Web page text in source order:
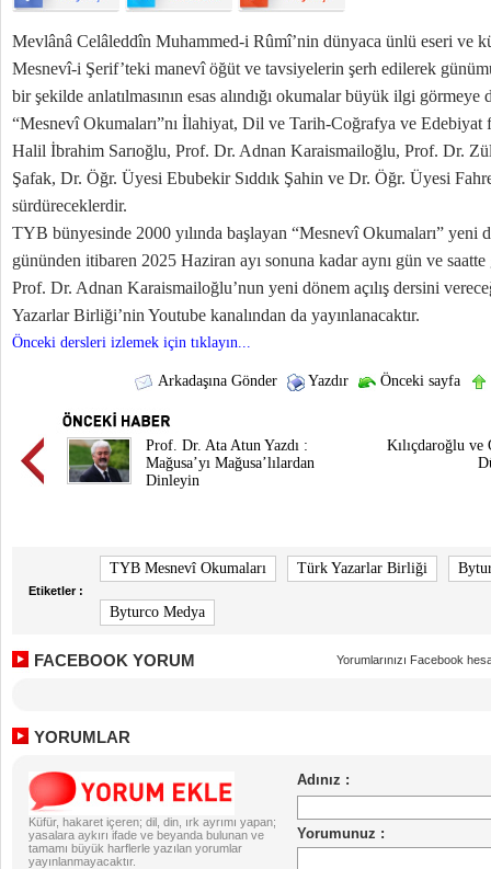
Mevlânâ Celâleddîn Muhammed-i Rûmî’nin dünyaca ünlü eseri ve
Mesnevî-i Şerif’teki manevî öğüt ve tavsiyelerin şerh edilerek
bir şekilde anlatılmasının esas alındığı okumalar büyük ilgi görmeye
“Mesnevî Okumaları”nı İlahiyat, Dil ve Tarih-Coğrafya ve Edebiyat
Halil İbrahim Sarıoğlu, Prof. Dr. Adnan Karaismailoğlu, Prof. Dr.
Şafak, Dr. Öğr. Üyesi Ebubekir Sıddık Şahin ve Dr. Öğr. Üyesi
sürdüreceklerdir.
TYB bünyesinde 2000 yılında başlayan “Mesnevî Okumaları” yeni
gününden itibaren 2025 Haziran ayı sonuna kadar aynı gün ve
Prof. Dr. Adnan Karaismailoğlu’nun yeni dönem açılış dersini
Yazarlar Birliği’nin Youtube kanalından da yayınlanacaktır.
Önceki dersleri izlemek için tıklayın...
Arkadaşına Gönder Yazdır Önceki sayfa
Prof. Dr. Ata Atun Yazdı :
Mağusa’yı Mağusa’lılardan
Dinleyin
Kılıçdaroğlu ve
Etiketler :
TYB Mesnevî Okumaları Türk Yazarlar Birliği
Byturco Medya
FACEBOOK YORUM Yorumlarınızı Facebook
YORUMLAR
Küfür, hakaret içeren; dil, din, ırk ayrımı yapan;
yasalara aykırı ifade ve beyanda bulunan ve
tamamı büyük harflerle yazılan yorumlar
yayınlanmayacaktır.